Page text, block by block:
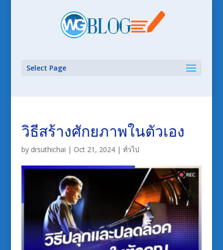
Select Page
วิธีสร้างศักยภาพในตัวเอง
by drsuthichai | Oct 21, 2024| ทั่วไป